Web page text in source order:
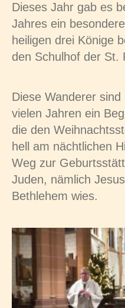
Dieses Jahr gab es
Jahres ein
heiligen drei Könige
den Schulhof der St.
Diese Wanderer
vielen Jahren ein
die den
hell am nächtlichen
Weg zur
Juden, nämlich
Bethlehem wies.